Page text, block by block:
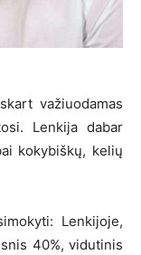
važiuodamas
Lenkija dabar
kokybiškų, kelių
Lenkijoje,
40%, vidutinis